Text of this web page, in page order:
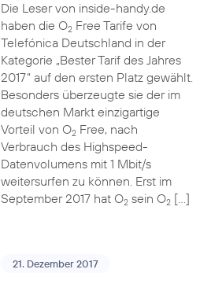
Die Leser von inside-handy.de
haben die O2Free Tarife von
Telefónica Deutschland in der
Kategorie „Bester Tarif des Jahres
2017“ auf den ersten Platz gewählt.
Besonders überzeugte sie der im
deutschen Markt einzigartige
Vorteil von O2Free, nach
Verbrauch des Highspeed-
Datenvolumens mit 1 Mbit/s
weitersurfen zu können. Erst im
September 2017 hat O2sein O2[…]
21. Dezember 2017